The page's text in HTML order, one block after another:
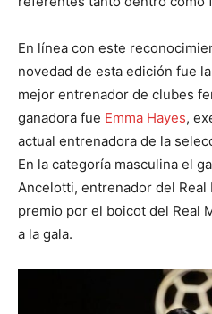
En línea con este
novedad de esta edición fue
mejor entrenador de clubes
ganadora fue Emma Hayes,
actual entrenadora de la
En la categoría masculina el
Ancelotti, entrenador del
premio por el boicot del Real
a la gala.